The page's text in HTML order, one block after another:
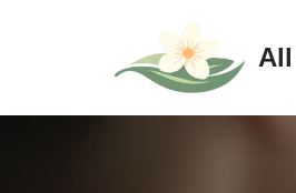
innehåll